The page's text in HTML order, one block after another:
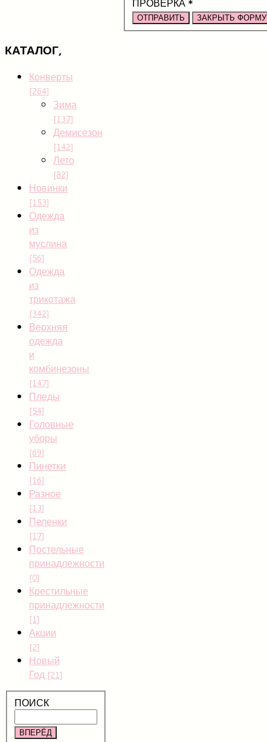
ОТПРАВИТЬ ЗАКРЫТЬ ФОРМУ
КАТАЛОГ,
Конверты
[264]
Зима
[137]
Демисезон
[142]
Лето
[82]
Новинки
[153]
Одежда
из
муслина
[56]
Одежда
из
трикотажа
[342]
Верхняя
одежда
и
комбинезоны
[147]
Пледы
[54]
Головные
уборы
[69]
Пинетки
[16]
Разное
[13]
Пеленки
[17]
Постельные
принадлежности
[0]
Крестильные
принадлежности
[1]
Акции
[2]
Новый
Год [21]
ПОИСК
ВПЕРЁД